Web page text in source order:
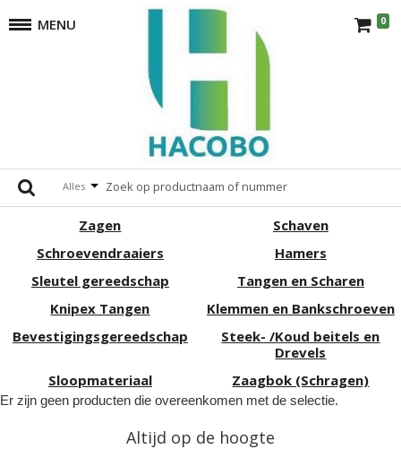
MENU 0
Alles
Gereedschappen
Opbergsystemen
aftekengereedschap
Waterpassen
Zagen
Schaven
Schroevendraaiers
Hamers
Sleutel gereedschap
Tangen en Scharen
Knipex Tangen
Klemmen en Bankschroeven
Bevestigingsgereedschap
Steek- /Koud beitels en
Drevels
Sloopmateriaal
Zaagbok (Schragen)
Er zijn geen producten die overeenkomen met de selectie.
Altijd op de hoogte